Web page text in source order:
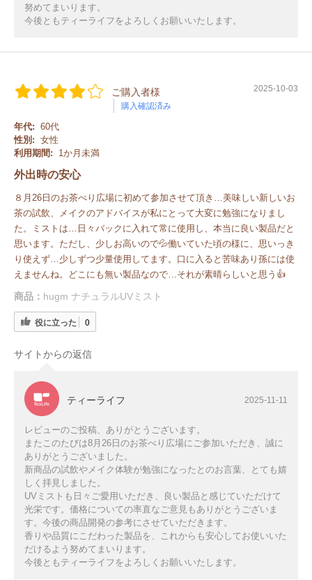
努めてまいります。
今後ともティーライフをよろしくお願いいたします。
ご購入者様
購入確認済み
2025-10-03
年代: 60代
性別: 女性
利用期間:
1か月未満
外出時の安心
８月26日のお茶べり広場に初めて参加させて頂き…美味しい新しいお
茶の試飲、メイクのアドバイスが私にとって大変に勉強になりまし
た。ミストは…日々バックに入れて常に使用し、本当に良い製品だと
思います。ただし、少しお高いので💦働いていた頃の様に、思いっき
り使えず…少しずつ少量使用してます。口に入ると苦味あり孫には使
えませんね。どこにも無い製品なので…それが素晴らしいと思う👍
商品： hugm ナチュラルUVミスト
役に立った 0
サイトからの返信
ティーライフ 2025-11-11
レビューのご投稿、ありがとうございます。
またこのたびは8月26日のお茶べり広場にご参加いただき、誠に
ありがとうございました。
新商品の試飲やメイク体験が勉強になったとのお言葉、とても嬉
しく拝見しました。
UVミストも日々ご愛用いただき、良い製品と感じていただけて
光栄です。価格についての率直なご意見もありがとうございま
す。今後の商品開発の参考にさせていただきます。
香りや品質にこだわった製品を、これからも安心してお使いいた
だけるよう努めてまいります。
今後ともティーライフをよろしくお願いいたします。